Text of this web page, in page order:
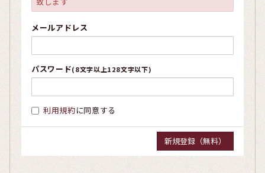
メールアドレス
パスワード(8文字以上128文字以下)
利用規約に同意する